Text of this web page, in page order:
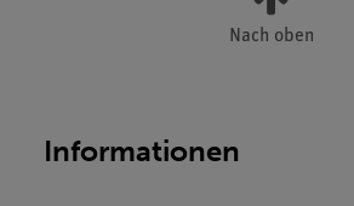
Nach oben
Informationen